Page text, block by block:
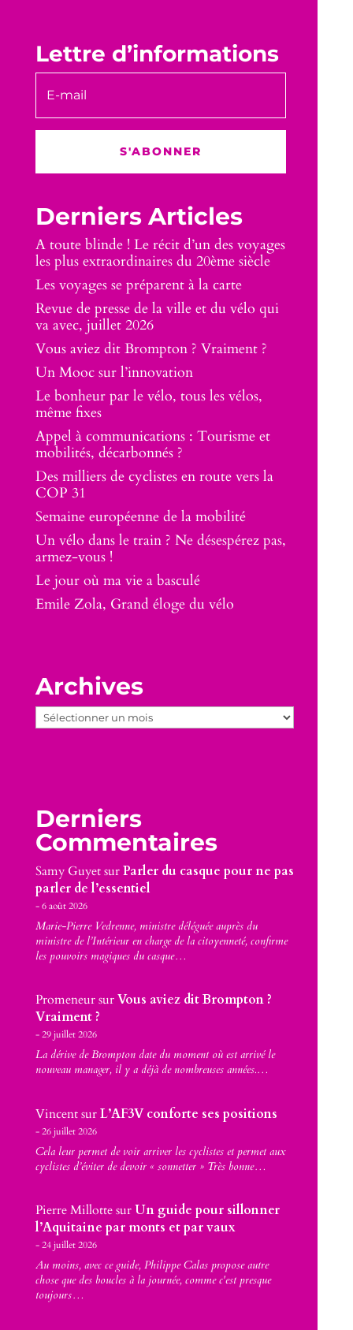
Lettre d’informations
S'ABONNER
Derniers Articles
A toute blinde ! Le récit d’un des voyages
les plus extraordinaires du 20ème siècle
Les voyages se préparent à la carte
Revue de presse de la ville et du vélo qui
va avec, juillet 2026
Vous aviez dit Brompton ? Vraiment ?
Un Mooc sur l’innovation
Le bonheur par le vélo, tous les vélos,
même fixes
Appel à communications : Tourisme et
mobilités, décarbonnés ?
Des milliers de cyclistes en route vers la
COP 31
Semaine européenne de la mobilité
Un vélo dans le train ? Ne désespérez pas,
armez-vous !
Le jour où ma vie a basculé
Emile Zola, Grand éloge du vélo
Archives
Archives
Derniers
Commentaires
Samy GuyetsurParler du casque pour ne pas
parler de l’essentiel
6 août 2026
Marie-Pierre Vedrenne, ministre déléguée auprès du
ministre de l’Intérieur en charge de la citoyenneté, confirme
les pouvoirs magiques du casque…
PromeneursurVous aviez dit Brompton ?
Vraiment ?
29 juillet 2026
La dérive de Brompton date du moment où est arrivé le
nouveau manager, il y a déjà de nombreuses années.…
VincentsurL’AF3V conforte ses positions
26 juillet 2026
Cela leur permet de voir arriver les cyclistes et permet aux
cyclistes d’éviter de devoir « sonnetter » Très bonne…
Pierre MillottesurUn guide pour sillonner
l’Aquitaine par monts et par vaux
24 juillet 2026
Au moins, avec ce guide, Philippe Calas propose autre
chose que des boucles à la journée, comme c'est presque
toujours…